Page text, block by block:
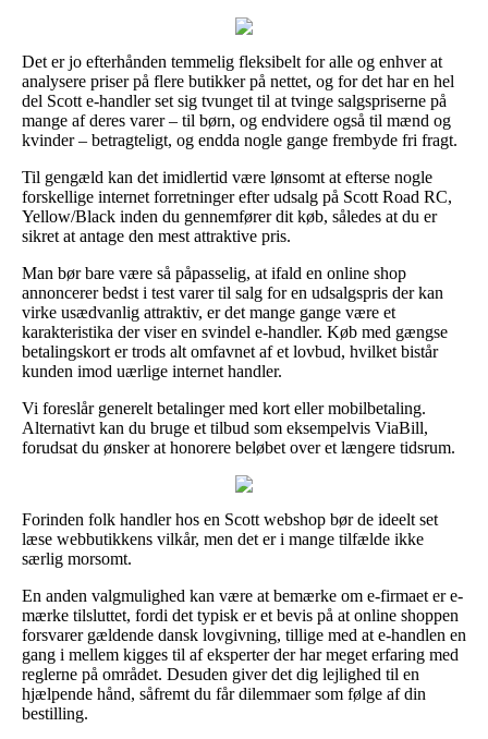
Det er jo efterhånden temmelig fleksibelt for alle og enhver at
analysere priser på flere butikker på nettet, og for det har en hel
del Scott e-handler set sig tvunget til at tvinge salgspriserne på
mange af deres varer – til børn, og endvidere også til mænd og
kvinder – betragteligt, og endda nogle gange frembyde fri fragt.
Til gengæld kan det imidlertid være lønsomt at efterse nogle
forskellige internet forretninger efter udsalg på Scott Road RC,
Yellow/Black inden du gennemfører dit køb, således at du er
sikret at antage den mest attraktive pris.
Man bør bare være så påpasselig, at ifald en online shop
annoncerer bedst i test varer til salg for en udsalgspris der kan
virke usædvanlig attraktiv, er det mange gange være et
karakteristika der viser en svindel e-handler. Køb med gængse
betalingskort er trods alt omfavnet af et lovbud, hvilket bistår
kunden imod uærlige internet handler.
Vi foreslår generelt betalinger med kort eller mobilbetaling.
Alternativt kan du bruge et tilbud som eksempelvis ViaBill,
forudsat du ønsker at honorere beløbet over et længere tidsrum.
Forinden folk handler hos en Scott webshop bør de ideelt set
læse webbutikkens vilkår, men det er i mange tilfælde ikke
særlig morsomt.
En anden valgmulighed kan være at bemærke om e-firmaet er e-
mærke tilsluttet, fordi det typisk er et bevis på at online shoppen
forsvarer gældende dansk lovgivning, tillige med at e-handlen en
gang i mellem kigges til af eksperter der har meget erfaring med
reglerne på området. Desuden giver det dig lejlighed til en
hjælpende hånd, såfremt du får dilemmaer som følge af din
bestilling.